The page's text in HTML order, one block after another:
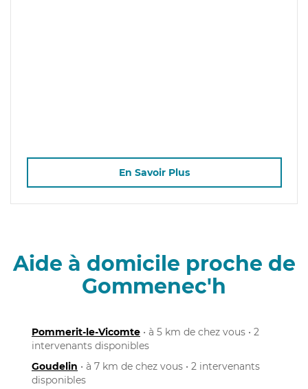
En Savoir Plus
Aide à domicile proche de
Gommenec'h
Pommerit-le-Vicomte • à 5 km de chez vous • 2
intervenants disponibles
Goudelin • à 7 km de chez vous • 2 intervenants
disponibles